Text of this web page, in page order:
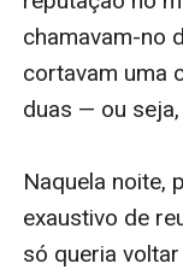
chamavam-no
cortavam uma
duas — ou
Naquela noite,
exaustivo de
só queria